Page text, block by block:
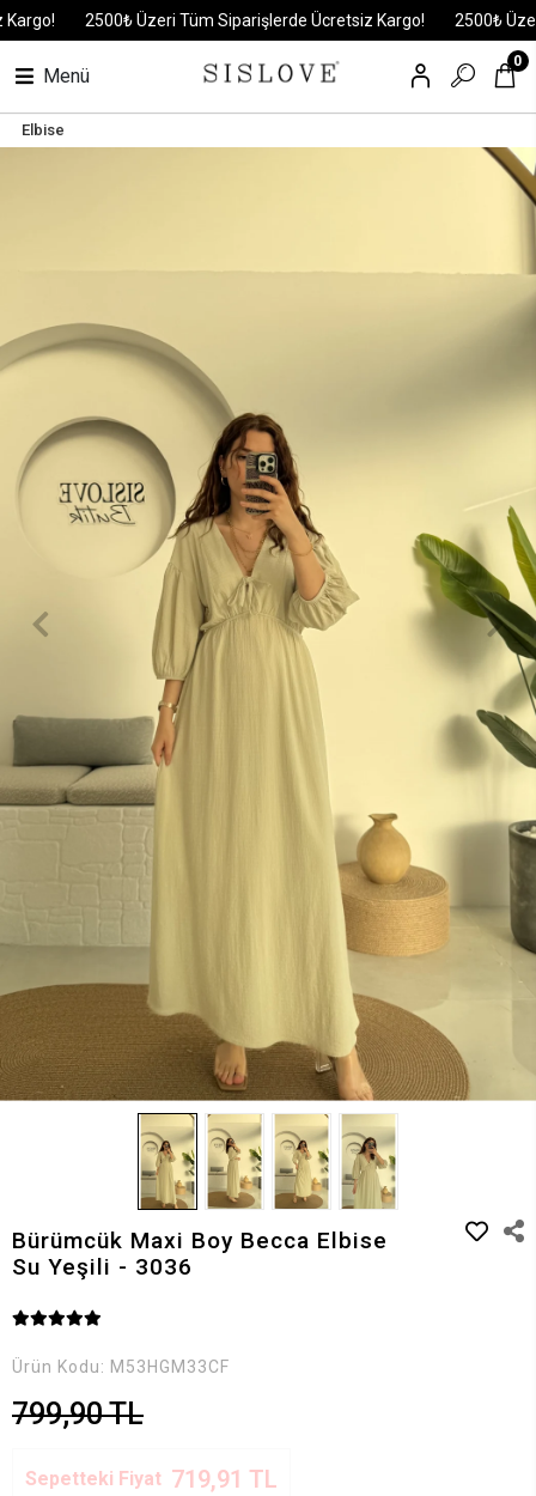
2500₺ Üzeri Tüm Siparişlerde Ücretsiz Kargo! 2500₺ Üzeri
Menü
0
Elbise
Bürümcük Maxi Boy Becca Elbise
Su Yeşili - 3036
Ürün Kodu: M53HGM33CF
799,90 TL
Sepetteki Fiyat 719,91 TL